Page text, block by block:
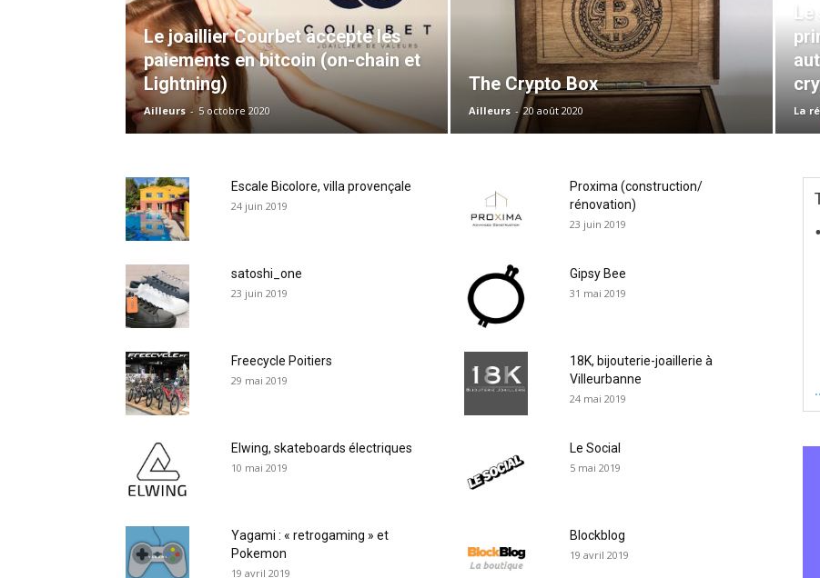
Le joaillier Courbet accepte les
paiements en bitcoin (on-chain et
Lightning)
Ailleurs - 5 octobre 2020
The Crypto Box
Ailleurs - 20 août 2020 La
Escale Bicolore, villa provençale
24 juin 2019
Proxima (construction/
rénovation)
23 juin 2019
satoshi_one
23 juin 2019
Gipsy Bee
31 mai 2019
Freecycle Poitiers
29 mai 2019
18K, bijouterie-joaillerie à
Villeurbanne
24 mai 2019
Elwing, skateboards électriques
10 mai 2019
Le Social
5 mai 2019
Yagami : « retrogaming » et
Pokemon
19 avril 2019
Blockblog
19 avril 2019